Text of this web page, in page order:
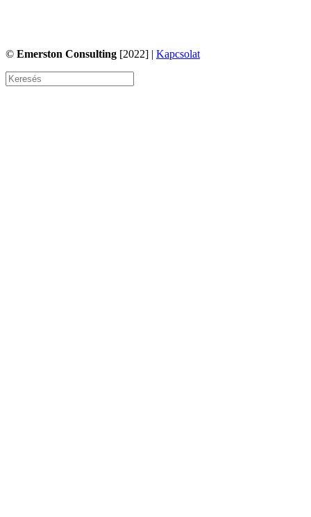
© Emerston Consulting [2022] | Kapcsolat